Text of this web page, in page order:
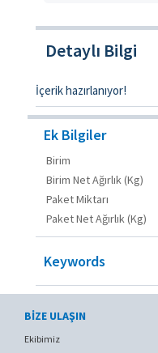
Detaylı Bilgi
İçerik hazırlanıyor!
Ek Bilgiler
Birim
Birim Net Ağırlık (Kg)
Paket Miktarı
Paket Net Ağırlık (Kg)
Keywords
BIZE ULAŞIN
Ekibimiz